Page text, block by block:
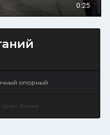
опорный
кран-балки